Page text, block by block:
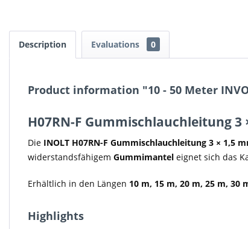
Description Evaluations 0
Product information "10 - 50 Meter
H07RN-F Gummischlauchleitung
Die INOLT H07RN-F Gummischlauchleitung 3 × 1,5
widerstandsfähigem Gummimantel eignet sich das
Erhältlich in den Längen 10 m, 15 m, 20 m, 25 m, 30
Highlights